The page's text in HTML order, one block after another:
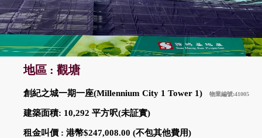
地區 : 觀塘
創紀之城一期一座(Millennium City 1 Tower 1) 物業編號:41005
建築面積: 10,292 平方呎(未証實)
租金叫價 : 港幣$247,008.00 (不包其他費用)